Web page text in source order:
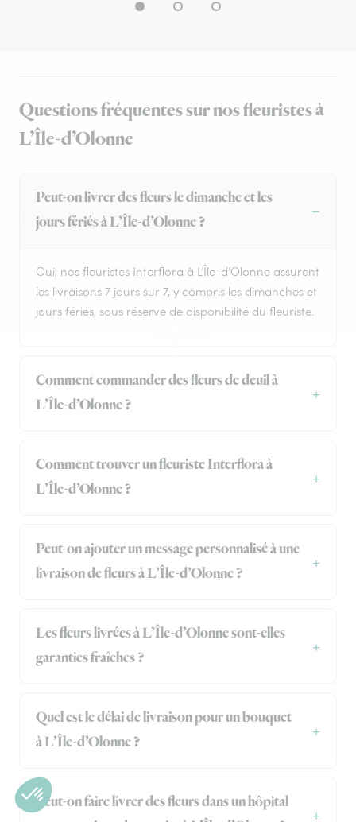
Questions fréquentes sur nos fleuristes à
L’Île-d’Olonne
Peut-on livrer des fleurs le dimanche et les
jours fériés à L’Île-d’Olonne ?
Oui, nos fleuristes Interflora à L’Île-d’Olonne assurent
les livraisons 7 jours sur 7, y compris les dimanches et
jours fériés, sous réserve de disponibilité du fleuriste.
Comment commander des fleurs de deuil à
L’Île-d’Olonne ?
Comment trouver un fleuriste Interflora à
L’Île-d’Olonne ?
Peut-on ajouter un message personnalisé à une
livraison de fleurs à L’Île-d’Olonne ?
Les fleurs livrées à L’Île-d’Olonne sont-elles
garanties fraîches ?
Quel est le délai de livraison pour un bouquet
à L’Île-d’Olonne ?
Peut-on faire livrer des fleurs dans un hôpital